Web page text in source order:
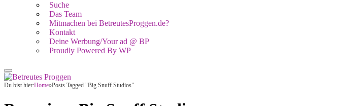
Suche
Das Team
Mitmachen bei BetreutesProggen.de?
Kontakt
Deine Werbung/Your ad @ BP
Proudly Powered By WP
Du bist hier:Home»Posts Tagged "Big Snuff Studios"